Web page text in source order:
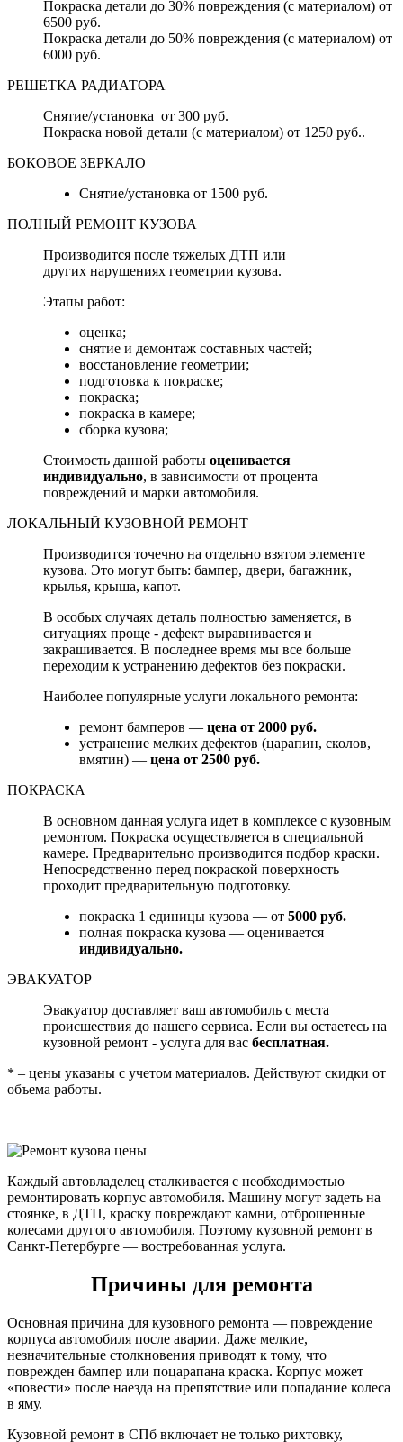
Покраска детали до 30% повреждения (с материалом) от
6500 руб.
Покраска детали до 50% повреждения (с материалом) от
6000 руб.
РЕШЕТКА РАДИАТОРА
Снятие/установка от 300 руб.
Покраска новой детали (с материалом) от 1250 руб..
БОКОВОЕ ЗЕРКАЛО
Снятие/установка от 1500 руб.
ПОЛНЫЙ РЕМОНТ КУЗОВА
Производится после тяжелых ДТП или
других нарушениях геометрии кузова.
Этапы работ:
оценка;
снятие и демонтаж составных частей;
восстановление геометрии;
подготовка к покраске;
покраска;
покраска в камере;
сборка кузова;
Стоимость данной работы оценивается
индивидуально, в зависимости от процента
повреждений и марки автомобиля.
ЛОКАЛЬНЫЙ КУЗОВНОЙ РЕМОНТ
Производится точечно на отдельно взятом элементе
кузова. Это могут быть: бампер, двери, багажник,
крылья, крыша, капот.
В особых случаях деталь полностью заменяется, в
ситуациях проще - дефект выравнивается и
закрашивается. В последнее время мы все больше
переходим к устранению дефектов без покраски.
Наиболее популярные услуги локального ремонта:
ремонт бамперов — цена от 2000 руб.
устранение мелких дефектов (царапин, сколов,
вмятин) — цена от 2500 руб.
ПОКРАСКА
В основном данная услуга идет в комплексе с кузовным
ремонтом. Покраска осуществляется в специальной
камере. Предварительно производится подбор краски.
Непосредственно перед покраской поверхность
проходит предварительную подготовку.
покраска 1 единицы кузова — от 5000 руб.
полная покраска кузова — оценивается
индивидуально.
ЭВАКУАТОР
Эвакуатор доставляет ваш автомобиль с места
происшествия до нашего сервиса. Если вы остаетесь на
кузовной ремонт - услуга для вас бесплатная.
* – цены указаны с учетом материалов. Действуют скидки от
объема работы.
Каждый автовладелец сталкивается с необходимостью
ремонтировать корпус автомобиля. Машину могут задеть на
стоянке, в ДТП, краску повреждают камни, отброшенные
колесами другого автомобиля. Поэтому кузовной ремонт в
Санкт-Петербурге — востребованная услуга.
Причины для ремонта
Основная причина для кузовного ремонта — повреждение
корпуса автомобиля после аварии. Даже мелкие,
незначительные столкновения приводят к тому, что
поврежден бампер или поцарапана краска. Корпус может
«повести» после наезда на препятствие или попадание колеса
в яму.
Кузовной ремонт в СПб включает не только рихтовку,